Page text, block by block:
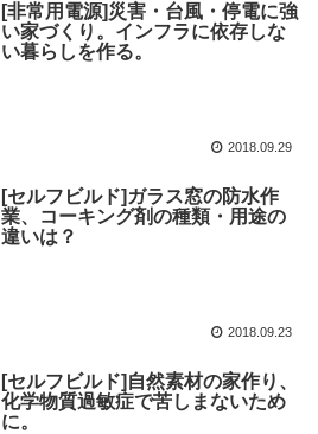
[非常用電源]災害・台風・停電に強
い家づくり。インフラに依存しな
い暮らしを作る。
2018.09.29
[セルフビルド]ガラス窓の防水作
業、コーキング剤の種類・用途の
違いは？
2018.09.23
[セルフビルド]自然素材の家作り、
化学物質過敏症で苦しまないため
に。